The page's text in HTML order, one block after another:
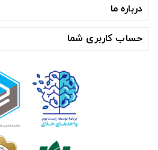
درباره ما
حساب کاربری شما